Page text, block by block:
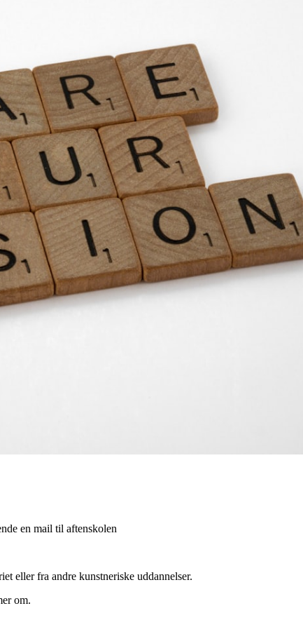
en mail til aftenskolen
eller fra andre kunstneriske uddannelser.
om.